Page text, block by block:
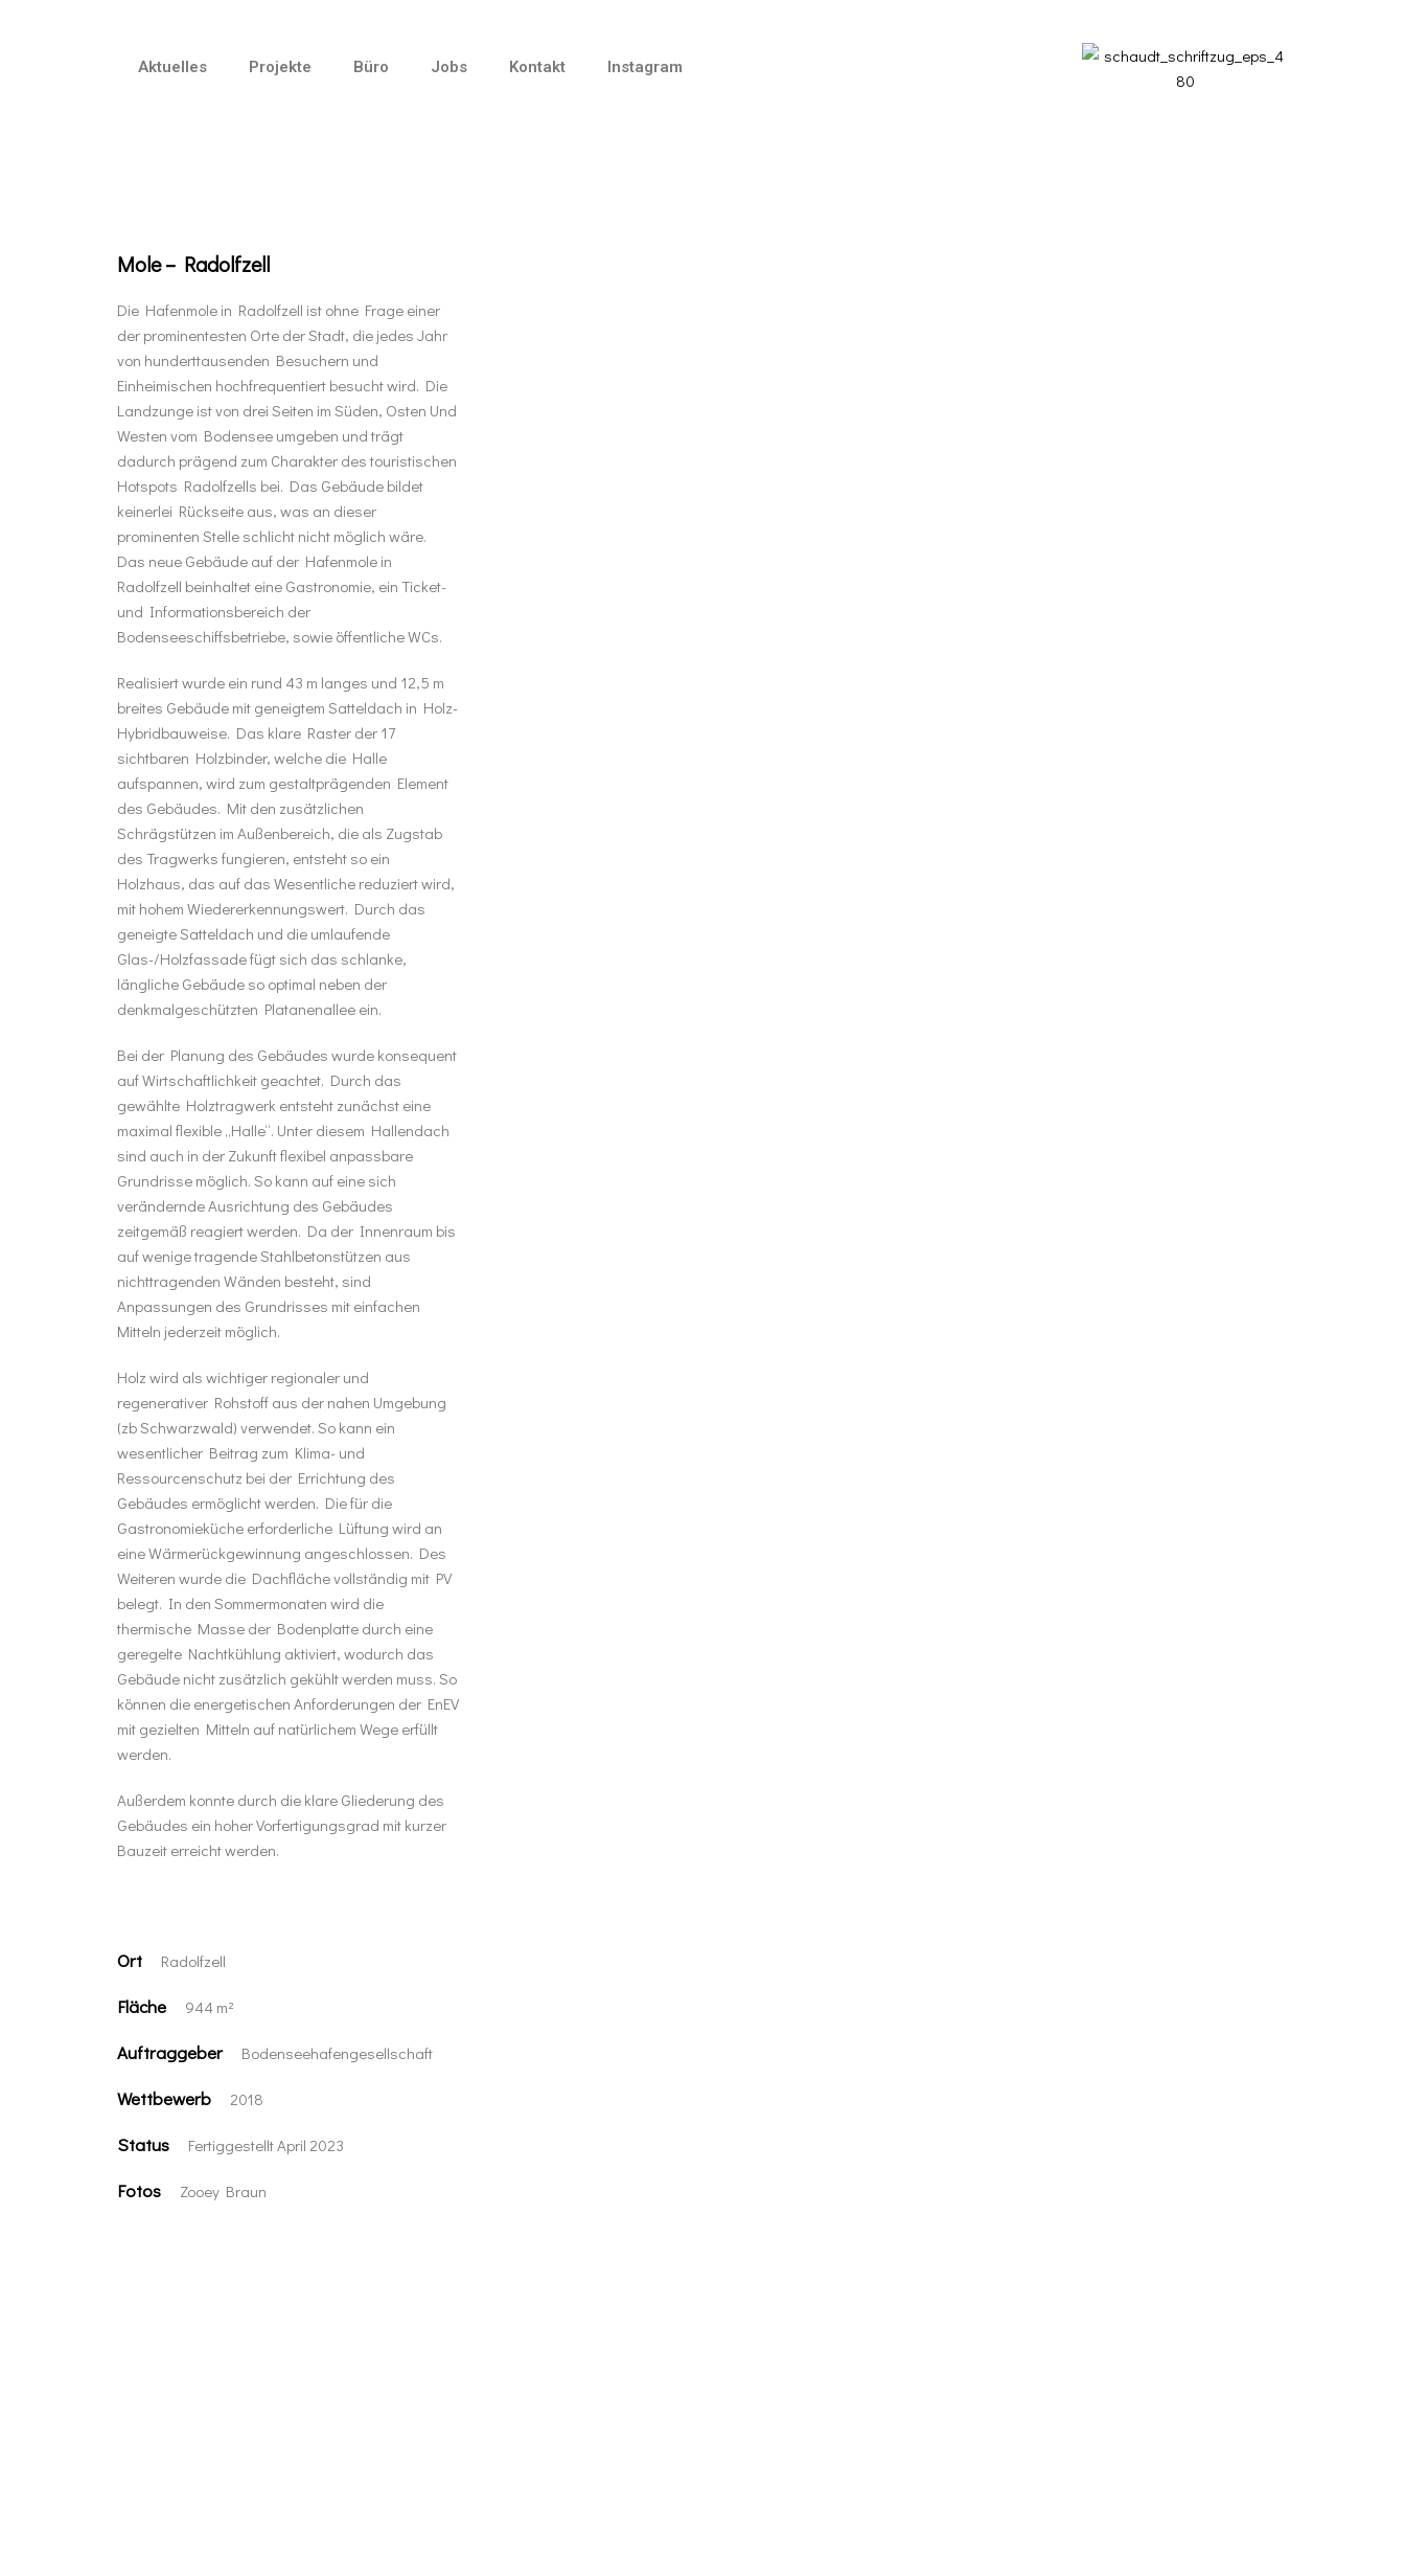
Aktuelles Projekte Büro Jobs Kontakt Instagram
Mole – Radolfzell
Die Hafenmole in Radolfzell ist ohne Frage einer
der prominentesten Orte der Stadt, die jedes Jahr
von hunderttausenden Besuchern und
Einheimischen hochfrequentiert besucht wird. Die
Landzunge ist von drei Seiten im Süden, Osten Und
Westen vom Bodensee umgeben und trägt
dadurch prägend zum Charakter des touristischen
Hotspots Radolfzells bei. Das Gebäude bildet
keinerlei Rückseite aus, was an dieser
prominenten Stelle schlicht nicht möglich wäre.
Das neue Gebäude auf der Hafenmole in
Radolfzell beinhaltet eine Gastronomie, ein Ticket-
und Informationsbereich der
Bodenseeschiffsbetriebe, sowie öffentliche WCs.
Realisiert wurde ein rund 43 m langes und 12,5 m
breites Gebäude mit geneigtem Satteldach in Holz-
Hybridbauweise. Das klare Raster der 17
sichtbaren Holzbinder, welche die Halle
aufspannen, wird zum gestaltprägenden Element
des Gebäudes. Mit den zusätzlichen
Schrägstützen im Außenbereich, die als Zugstab
des Tragwerks fungieren, entsteht so ein
Holzhaus, das auf das Wesentliche reduziert wird,
mit hohem Wiedererkennungswert. Durch das
geneigte Satteldach und die umlaufende
Glas-/Holzfassade fügt sich das schlanke,
längliche Gebäude so optimal neben der
denkmalgeschützten Platanenallee ein.
Bei der Planung des Gebäudes wurde konsequent
auf Wirtschaftlichkeit geachtet. Durch das
gewählte Holztragwerk entsteht zunächst eine
maximal flexible „Halle“. Unter diesem Hallendach
sind auch in der Zukunft flexibel anpassbare
Grundrisse möglich. So kann auf eine sich
verändernde Ausrichtung des Gebäudes
zeitgemäß reagiert werden. Da der Innenraum bis
auf wenige tragende Stahlbetonstützen aus
nichttragenden Wänden besteht, sind
Anpassungen des Grundrisses mit einfachen
Mitteln jederzeit möglich.
Holz wird als wichtiger regionaler und
regenerativer Rohstoff aus der nahen Umgebung
(zb Schwarzwald) verwendet. So kann ein
wesentlicher Beitrag zum Klima- und
Ressourcenschutz bei der Errichtung des
Gebäudes ermöglicht werden. Die für die
Gastronomieküche erforderliche Lüftung wird an
eine Wärmerückgewinnung angeschlossen. Des
Weiteren wurde die Dachfläche vollständig mit PV
belegt. In den Sommermonaten wird die
thermische Masse der Bodenplatte durch eine
geregelte Nachtkühlung aktiviert, wodurch das
Gebäude nicht zusätzlich gekühlt werden muss. So
können die energetischen Anforderungen der EnEV
mit gezielten Mitteln auf natürlichem Wege erfüllt
werden.
Außerdem konnte durch die klare Gliederung des
Gebäudes ein hoher Vorfertigungsgrad mit kurzer
Bauzeit erreicht werden.
Ort Radolfzell
Fläche 944 m²
Auftraggeber Bodenseehafengesellschaft
Wettbewerb 2018
Status Fertiggestellt April 2023
Fotos Zooey Braun